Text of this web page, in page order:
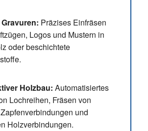
Präzises Einfräsen
Logos und Mustern in
oder beschichtete
Holzbau: Automatisiertes
Lochreihen, Fräsen von
und
Holzverbindungen.